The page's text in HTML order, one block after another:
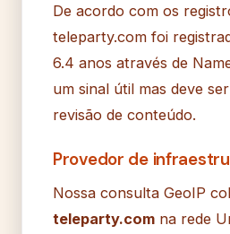
De acordo com os
teleparty.com foi
6.4 anos através de
um sinal útil mas deve
revisão de conteúdo.
Provedor de
Nossa consulta GeoIP
teleparty.com na rede